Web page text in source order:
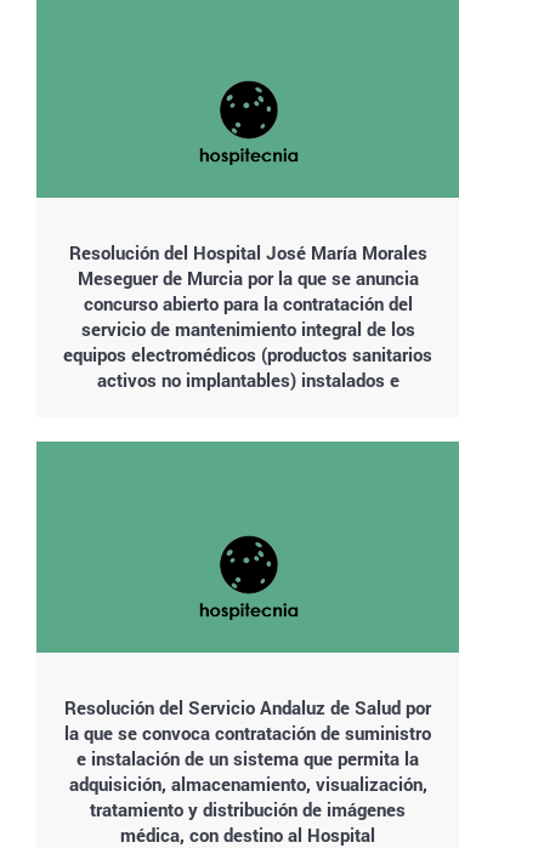
Resolución del Hospital José María Morales
Meseguer de Murcia por la que se anuncia
concurso abierto para la contratación del
servicio de mantenimiento integral de los
equipos electromédicos (productos sanitarios
activos no implantables) instalados e
Resolución del Servicio Andaluz de Salud por
la que se convoca contratación de suministro
e instalación de un sistema que permita la
adquisición, almacenamiento, visualización,
tratamiento y distribución de imágenes
médica, con destino al Hospital